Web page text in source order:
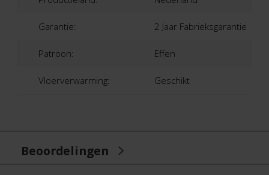
Beoordelingen
Garantie: 2 Jaar Fabrieksgarantie
Patroon: Effen
Vloerverwarming: Geschikt